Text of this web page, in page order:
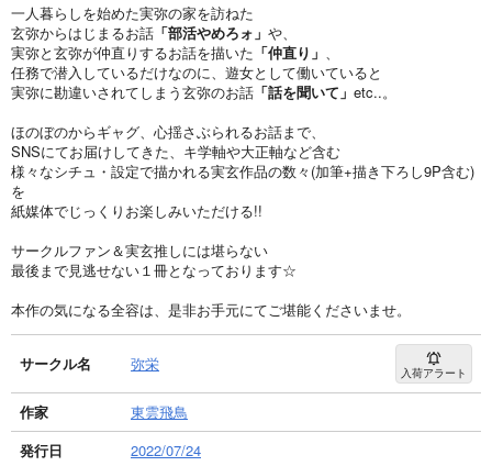
一人暮らしを始めた実弥の家を訪ねた
玄弥からはじまるお話 「部活やめろォ」 や、
実弥と玄弥が仲直りするお話を描いた 「仲直り」
任務で潜入しているだけなのに、遊女として働いていると
実弥に勘違いされてしまう玄弥のお話 「話を聞いて」 etc..。
ほのぼのからギャグ、心揺さぶられるお話まで、
SNSにてお届けしてきた、キ学軸や大正軸など含む
様々なシチュ・設定で描かれる実玄作品の数々(加筆+描き下ろし9P含む)
を
紙媒体でじっくりお楽しみいただける!!
サークルファン＆実玄推しには堪らない
最後まで見逃せない１冊となっております☆
本作の気になる全容は、是非お手元にてご堪能くださいませ。
サークル名 弥栄 入荷アラート
作家
東雲飛鳥
発行日
2022/07/24